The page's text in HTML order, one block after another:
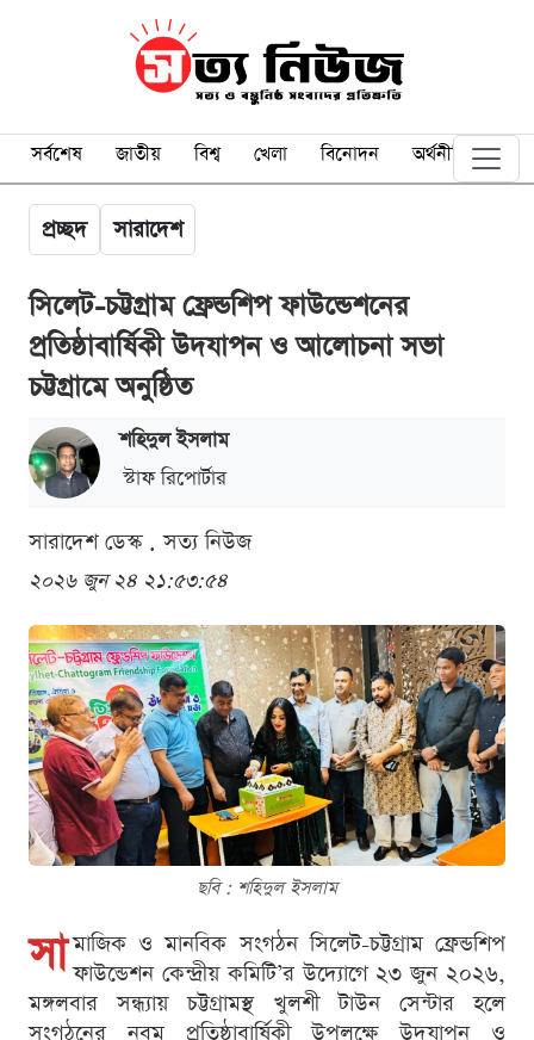
সর্বশেষ জাতীয় বিশ্ব খেলা বিনোদন অর্থনীতি
প্রচ্ছদ সারাদেশ
সিলেট-চট্টগ্রাম ফ্রেন্ডশিপ ফাউন্ডেশনের
প্রতিষ্ঠাবার্ষিকী উদযাপন ও আলোচনা সভা
চট্টগ্রামে অনুষ্ঠিত
শ‌হিদুল ইসলাম
স্টাফ রিপোর্টার
সারাদেশ ডেস্ক . সত্য নিউজ
২০২৬ জুন ২৪ ২১:৫৩:৫৪
ছবি : শ‌হিদুল ইসলাম
সা মাজিক ও মানবিক সংগঠন সিলেট-চট্টগ্রাম ফ্রেন্ডশিপ
ফাউন্ডেশন কেন্দ্রীয় কমিটি’র উদ্যোগে ২৩ জুন ২০২৬,
মঙ্গলবার সন্ধ্যায় চট্টগ্রামস্থ খুলশী টাউন সেন্টার হলে
সংগঠনের নবম প্রতিষ্ঠাবার্ষিকী উপলক্ষে উদযাপন ও